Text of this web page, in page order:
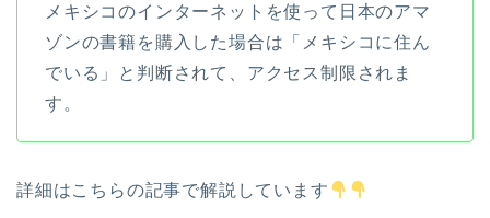
メキシコのインターネットを使って日本のアマ
ゾンの書籍を購入した場合は「メキシコに住ん
でいる」と判断されて、アクセス制限されま
す。
詳細はこちらの記事で解説しています